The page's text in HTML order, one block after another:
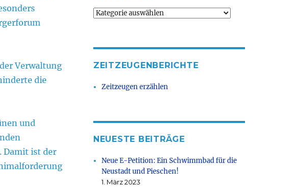
Verwaltung
die
und
Damit ist der
Kategorien
ZEITZEUGENBERICHTE
Zeitzeugen erzählen
NEUESTE BEITRÄGE
Neue E-Petition: Ein Schwimmbad für die
Neustadt und Pieschen!
1. März 2023